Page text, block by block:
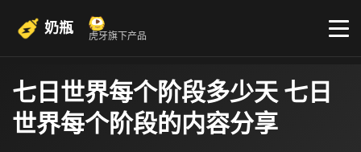
奶瓶 虎牙旗下产品
七日世界每个阶段多少天 七日
世界每个阶段的内容分享